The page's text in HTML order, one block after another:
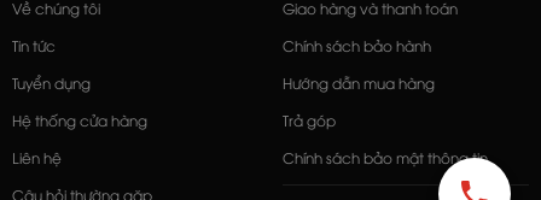
Về chúng tôi
Tin tức
Tuyển dụng
Hệ thống cửa hàng
Liên hệ
Giao hàng và thanh toán
Chính sách bảo hành
Hướng dẫn mua hàng
Trả góp
Chính sách bảo mật thông tin